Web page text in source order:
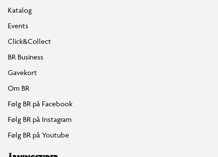
Katalog
Events
Click&Collect
BR Business
Gavekort
Om BR
Følg BR på Facebook
Følg BR på Instagram
Følg BR på Youtube